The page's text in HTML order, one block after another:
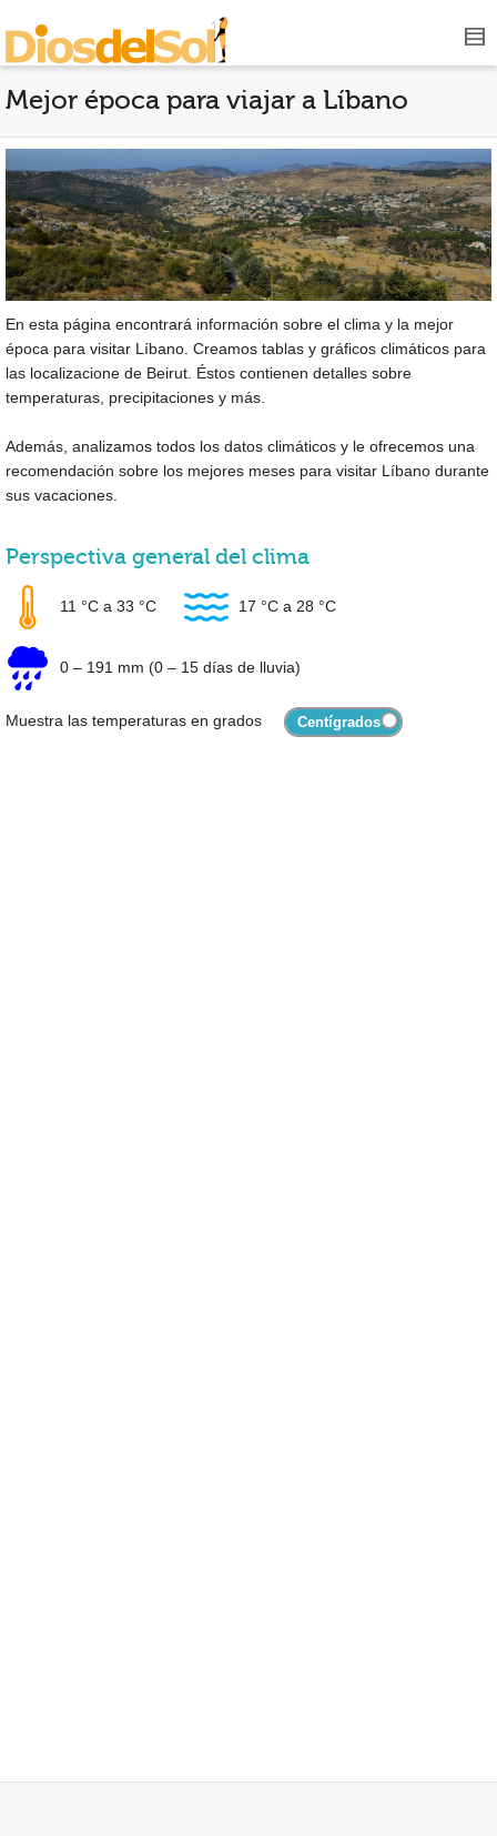
Mejor época para viajar a Líbano
En esta página encontrará información sobre el clima y la mejor
época para visitar Líbano. Creamos tablas y gráficos climáticos para
las localizacione de Beirut. Éstos contienen detalles sobre
temperaturas, precipitaciones y más.
Además, analizamos todos los datos climáticos y le ofrecemos una
recomendación sobre los mejores meses para visitar Líbano durante
sus vacaciones.
Perspectiva general del clima
11 °C a 33 °C 17 °C a 28 °C
0 – 191 mm (0 – 15 días de lluvia)
Muestra las temperaturas en grados